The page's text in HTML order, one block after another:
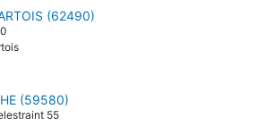
(62490)
(59580)
55